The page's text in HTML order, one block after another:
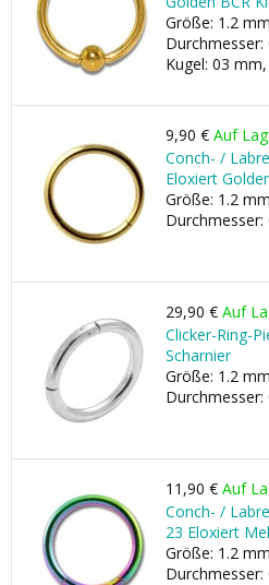
Größe: 1.2
Kugel: 03
9,90 € Auf
Conch- /
Eloxiert
Größe: 1.2
29,90 € Auf
Clicker-Ring-
Scharnier
Größe: 1.2
11,90 € Auf
Conch- /
23 Eloxiert
Größe: 1.2